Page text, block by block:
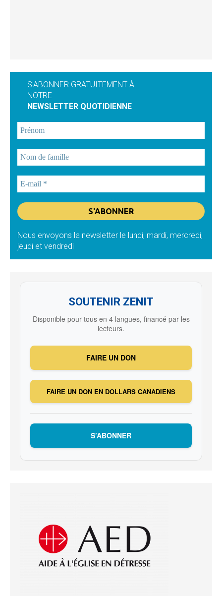
S'ABONNER GRATUITEMENT À
NOTRE
NEWSLETTER QUOTIDIENNE
Nous envoyons la newsletter le lundi, mardi, mercredi,
jeudi et vendredi
SOUTENIR ZENIT
Disponible pour tous en 4 langues, financé par les
lecteurs.
FAIRE UN DON
FAIRE UN DON EN DOLLARS CANADIENS
S’ABONNER